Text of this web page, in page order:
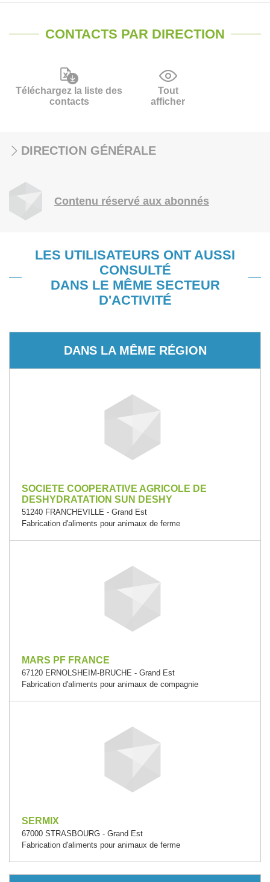
CONTACTS PAR DIRECTION
Téléchargez la liste des
contacts
Tout
afficher
DIRECTION GÉNÉRALE
Contenu réservé aux abonnés
LES UTILISATEURS ONT AUSSI
CONSULTÉ
DANS LE MÊME SECTEUR
D'ACTIVITÉ
DANS LA MÊME RÉGION
SOCIETE COOPERATIVE AGRICOLE DE
DESHYDRATATION SUN DESHY
51240 FRANCHEVILLE - Grand Est
Fabrication d'aliments pour animaux de ferme
MARS PF FRANCE
67120 ERNOLSHEIM-BRUCHE - Grand Est
Fabrication d'aliments pour animaux de compagnie
SERMIX
67000 STRASBOURG - Grand Est
Fabrication d'aliments pour animaux de ferme